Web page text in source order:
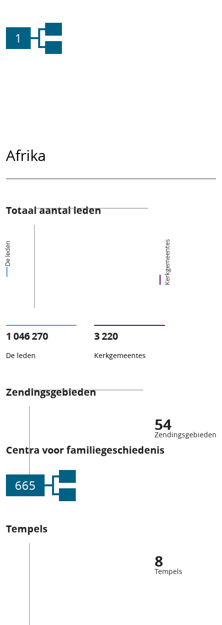
1
Afrika
Totaal aantal leden
De leden Kerkgemeentes
1 046 270
De leden
3 220
Kerkgemeentes
Zendingsgebieden
54
Zendingsgebieden
Centra voor familiegeschiedenis
665
Tempels
8
Tempels